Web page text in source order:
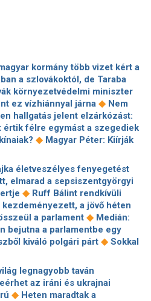
kormány több vizet kért a
a szlovákoktól, de Taraba
környezetvédelmi miniszter
ez vízhiánnyal járna ◆ Nem
hallgatás jelent elzárkózást:
értik félre egymást a szegediek
◆ Magyar Péter: Kiírják
magyar állami
fognak előírni ◆Orbán
hatszor repült honvédségi
Csádba és Nigerbe◆Ismert
utazási iroda ment csődbe,
biztosítóval hadakozhatnak az
◆Amerikai rakétákat is
az előrenyomuló orosz
Szerencsejáték Zrt. átalakítja
modelljét◆A Tisza-
kezdeményezte, hogy jövő
életveszélyes fenyegetést
elmarad a sepsiszentgyörgyi
◆ Ruff Bálint rendkívüli
kezdeményezett, a jövő héten
a parlament ◆ Medián:
bejutna a parlamentbe egy
kiváló polgári párt ◆ Sokkal
42 új, 120 méteres
vesznek, teljesen
a szentendrei, a csepeli és a
legnagyobb taván
az iráni és ukrajnai
◆ Heten maradtak a